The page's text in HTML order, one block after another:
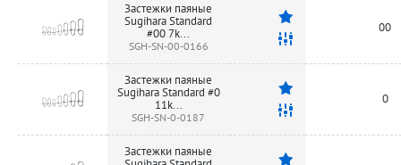
Застежки паяные
Sugihara Standard
#00 7k...
SGH-SN-00-0166
Застежки паяные
Sugihara Standard #0
11k...
SGH-SN-0-0187
Застежки паяные
00
0